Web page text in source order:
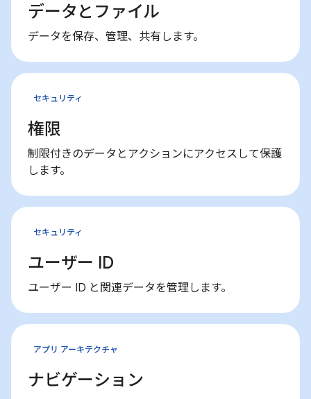
データとファイル
データを保存、管理、共有します。
セキュリティ
権限
制限付きのデータとアクションにアクセスして保護
します。
セキュリティ
ユーザー ID
ユーザー ID と関連データを管理します。
アプリ アーキテクチャ
ナビゲーション